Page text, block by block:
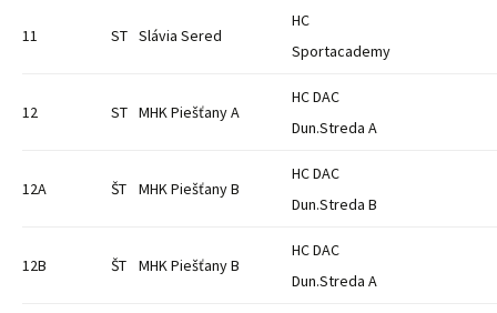
11 ST Slávia Sered
HC
Sportacademy
12 ST MHK Piešťany A
HC DAC
Dun.Streda A
12A ŠT MHK Piešťany B
HC DAC
Dun.Streda B
12B ŠT MHK Piešťany B
HC DAC
Dun.Streda A